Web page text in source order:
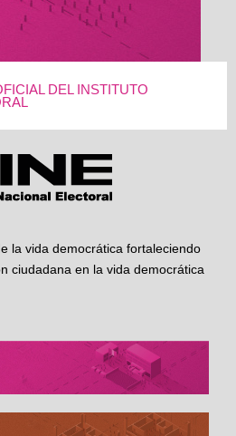
DEL INSTITUTO
la vida democrática fortaleciendo
ciudadana en la vida democrática